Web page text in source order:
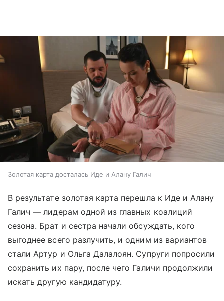
Золотая карта досталась Иде и Алану Галич
В результате золотая карта перешла к Иде и Алану
Галич — лидерам одной из главных коалиций
сезона. Брат и сестра начали обсуждать, кого
выгоднее всего разлучить, и одним из вариантов
стали Артур и Ольга Далалоян. Супруги попросили
сохранить их пару, после чего Галичи продолжили
искать другую кандидатуру.